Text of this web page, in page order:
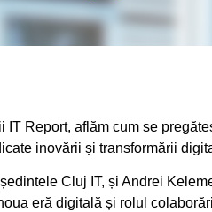
IT Report, aflăm cum se
inovării și transformării
Cluj IT, și Andrei
eră digitală și rolul